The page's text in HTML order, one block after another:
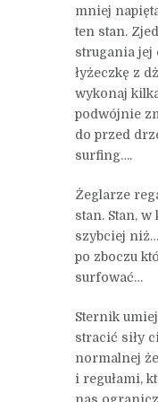
mniej
ten stan.
strugania jej
łyżeczkę z
wykonaj
podwójnie
do przed
surfing….
Żeglarze
stan. Stan,
szybciej
po zboczu
surfować…
Sternik
stracić siły
normalnej
i regułami,
nas